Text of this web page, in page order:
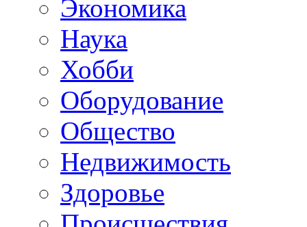
Экономика
Наука
Хобби
Оборудование
Общество
Недвижимость
Здоровье